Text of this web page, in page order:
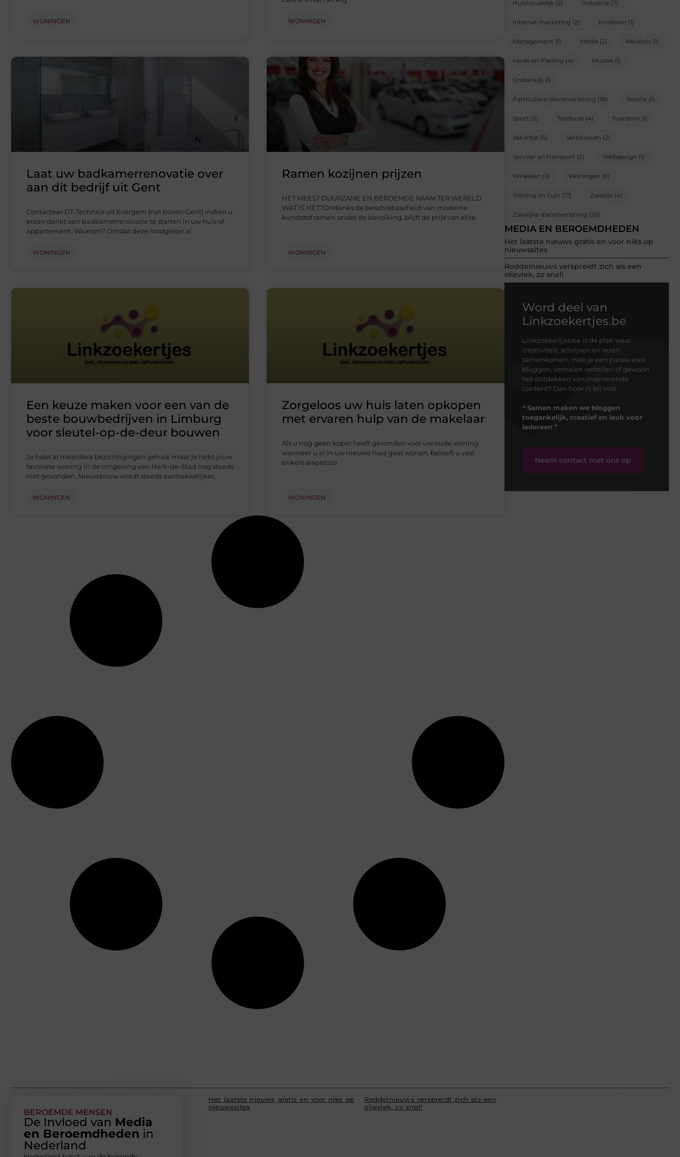
Huishoudelijk (2) Industrie (7)
Internet marketing (2) Kinderen (1)
Management (1) Media (2) Meubels (1)
Mode en Kleding (4) Muziek (1)
Onderwijs (1)
Particuliere dienstverlening (18) Relatie (1)
Sport (2) Telefonie (4) Toerisme (1)
Vakantie (5) Verbouwen (2)
Vervoer en transport (2) Webdesign (1)
Winkelen (3) Woningen (8)
Woning en Tuin (17) Zakelijk (4)
Zakelijke dienstverlening (26)
MEDIA EN BEROEMDHEDEN
Het laatste nieuws gratis en voor niks op
nieuwssites
Roddelnieuws verspreidt zich als een
olievlek, zo snel!
Word deel van
Linkzoekertjes.be
Linkzoekertjes.be is dé plek waar
creativiteit, schrijven en lezen
samenkomen. Heb je een passie voor
bloggen, verhalen vertellen of gewoon
het ontdekken van inspirerende
content? Dan hoor jij bij ons!
❝ Samen maken we bloggen
toegankelijk, creatief en leuk voor
iedereen ❞
Neem contact met ons op
WONINGEN WONINGEN
Laat uw badkamerrenovatie over
aan dit bedrijf uit Gent
Contacteer DT-Technics uit Evergem (net boven Gent) indien u
eraan denkt een badkamerrenovatie te starten in uw huis of
appartement. Waarom? Omdat deze loodgieter al
WONINGEN
Ramen kozijnen prijzen
HET MEEST DUURZAME EN BEROEMDE RAAM TER WERELD.
WAT IS HET?Ondanks de beschikbaarheid van moderne
kunststof ramen onder de bevolking, blijft de prijs van elite
WONINGEN
Een keuze maken voor een van de
beste bouwbedrijven in Limburg
voor sleutel-op-de-deur bouwen
Je hebt al meerdere bezichtigingen gehad, maar je hebt jouw
favoriete woning in de omgeving van Herk-de-Stad nog steeds
niet gevonden. Nieuwbouw wordt steeds aantrekkelijker,
WONINGEN
Zorgeloos uw huis laten opkopen
met ervaren hulp van de makelaar
Als u nog geen koper heeft gevonden voor uw oude woning
wanneer u al in uw nieuwe huis gaat wonen, beleeft u vast
enkele slapeloze
WONINGEN
BEROEMDE MENSEN
De Invloed van Media
en Beroemdheden in
Nederland
Het laatste nieuws gratis en voor niks op
nieuwssites
Roddelnieuws verspreidt zich als een
olievlek, zo snel!